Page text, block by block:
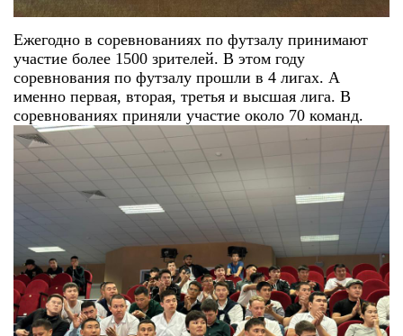
Ежегодно в соревнованиях по футзалу принимают
участие более 1500 зрителей. В этом году
соревнования по футзалу прошли в 4 лигах. А
именно первая, вторая, третья и высшая лига. В
соревнованиях приняли участие около 70 команд.